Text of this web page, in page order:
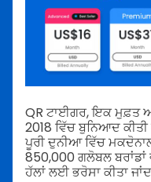
QR ਟਾਈਗਰ, ਇਕ ਮੁਫ਼ਤ
2018 ਵਿੱਚ ਬੁਨਿਆਦ
ਪੂਰੀ ਦੁਨੀਆ ਵਿੱਚ
850,000 ਗਲੋਬਲ
ਹੱਲਾਂ ਲਈ ਭਰੋਸਾ ਕੀਤਾ